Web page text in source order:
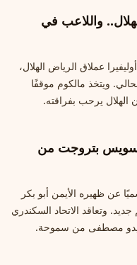
واللاعب في
عملاق الرياض الهلال،
ويتخذ مالكوم موقفًا
الهلال يرحب بفراقته.
بتروجت من
عن ظهيره الأيمن أبو بكر
وتعاقد الاتحاد السكندري
ميدو مصطفى من سموحة.